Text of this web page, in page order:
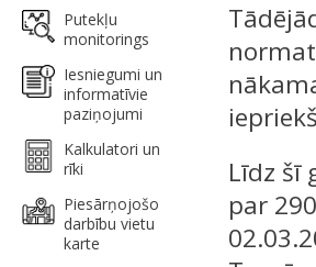
Putekļu
monitorings
Iesniegumi un
informatīvie
paziņojumi
Kalkulatori un
rīki
Piesārņojošo
darbību vietu
karte
Līdz šī
par